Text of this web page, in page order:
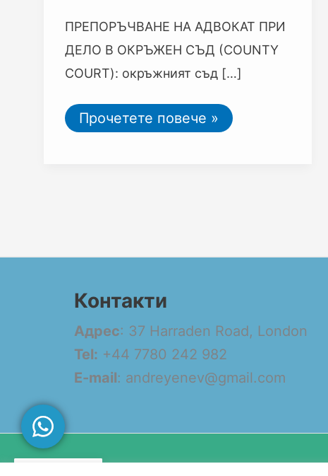
ПРЕПОРЪЧВАНЕ НА АДВОКАТ ПРИ
ДЕЛО В ОКРЪЖЕН СЪД (COUNTY
COURT): окръжният съд […]
Прочетете повече »
Контакти
Адрес: 37 Harraden Road, London
Tel: +44 7780 242 982
E-mail: andreyenev@gmail.com